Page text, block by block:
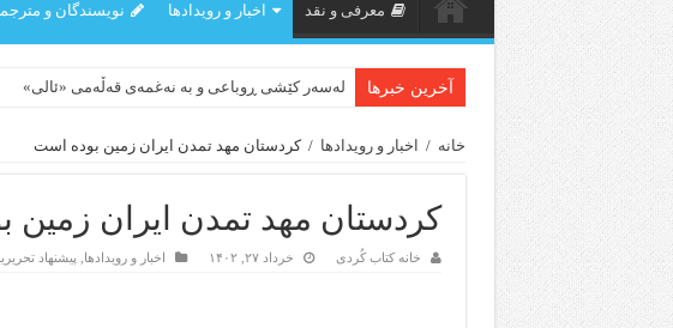
معرفی و نقد اخبار و رویدادها نویسندگان و
آخرین خبرها لەسەر کێشی ڕوباعی و به نەغمەی قەڵەمی «ئالی»
خانه / اخبار و رویدادها / کردستان مهد تمدن ایران زمین بوده است
کردستان مهد تمدن ایران زمین
خانه کتاب کُردی خرداد ۲۷, ۱۴۰۲ اخبار و رویدادها پیشنهاد